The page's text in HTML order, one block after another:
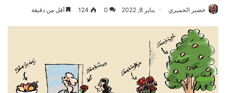
خضير الحميري يناير 8, 2022 0
124 أقل من دقيقة